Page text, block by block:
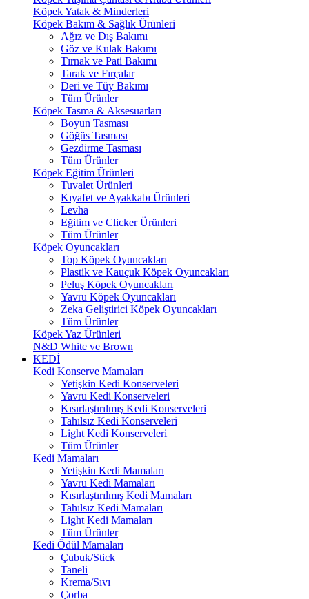
Köpek Yatak & Minderleri
Köpek Bakım & Sağlık Ürünleri
Ağız ve Dış Bakımı
Göz ve Kulak Bakımı
Tırnak ve Pati Bakımı
Tarak ve Fırçalar
Deri ve Tüy Bakımı
Tüm Ürünler
Köpek Tasma & Aksesuarları
Boyun Tasması
Göğüs Tasması
Gezdirme Tasması
Tüm Ürünler
Köpek Eğitim Ürünleri
Tuvalet Ürünleri
Kıyafet ve Ayakkabı Ürünleri
Levha
Eğitim ve Clicker Ürünleri
Tüm Ürünler
Köpek Oyuncakları
Top Köpek Oyuncakları
Plastik ve Kauçuk Köpek Oyuncakları
Peluş Köpek Oyuncakları
Yavru Köpek Oyuncakları
Zeka Geliştirici Köpek Oyuncakları
Tüm Ürünler
Köpek Yaz Ürünleri
N&D White ve Brown
KEDİ
Kedi Konserve Mamaları
Yetişkin Kedi Konserveleri
Yavru Kedi Konserveleri
Kısırlaştırılmış Kedi Konserveleri
Tahılsız Kedi Konserveleri
Light Kedi Konserveleri
Tüm Ürünler
Kedi Mamaları
Yetişkin Kedi Mamaları
Yavru Kedi Mamaları
Kısırlaştırılmış Kedi Mamaları
Tahılsız Kedi Mamaları
Light Kedi Mamaları
Tüm Ürünler
Kedi Ödül Mamaları
Çubuk/Stick
Taneli
Krema/Sıvı
Çorba